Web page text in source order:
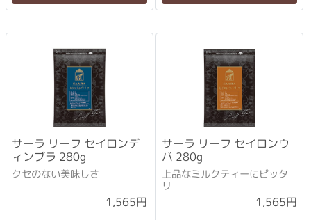
サーラ リーフ セイロンデ
ィンブラ 280g
クセのない美味しさ
1,565円
サーラ リーフ セイロンウ
バ 280g
上品なミルクティーにピッタ
リ
1,565円